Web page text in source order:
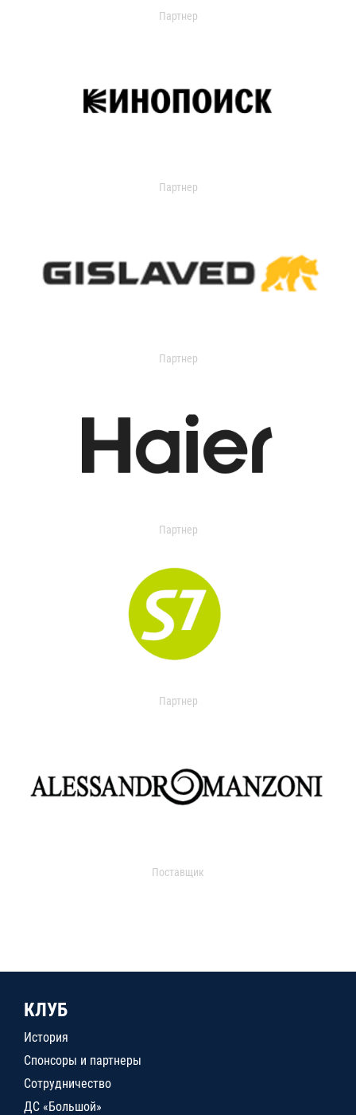
Партнер
Партнер
Партнер
Партнер
Партнер
Поставщик
КЛУБ
История
Спонсоры и партнеры
Сотрудничество
ДС «Большой»